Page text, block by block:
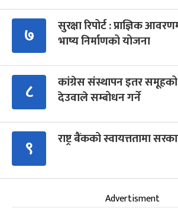
७
सुरक्षा रिपोर्ट : प्राज्ञिक
भाष्य निर्माणको योजना
८
कांग्रेस संस्थापन इतर समूहको
देउवाले सम्बोधन गर्ने
९ राष्ट्र बैंकको स्वायत्ततामा
Advertisment